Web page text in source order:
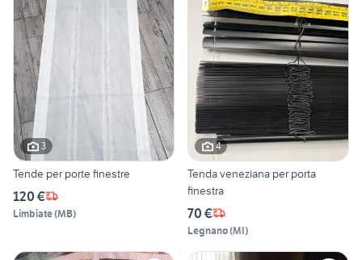
3
Tende per porte finestre
120 €
Limbiate(MB)
4
Tenda veneziana per porta
finestra
70 €
Legnano(MI)